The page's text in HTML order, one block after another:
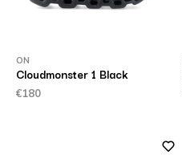
ON
Cloudmonster 1 Black
€180